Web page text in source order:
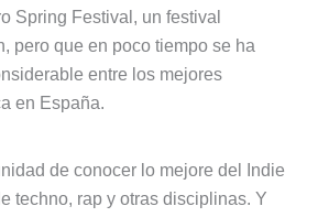
Spring Festival, un festival
pero que en poco tiempo se ha
entre los mejores
en España.
de conocer lo mejore del Indie
techno, rap y otras disciplinas. Y